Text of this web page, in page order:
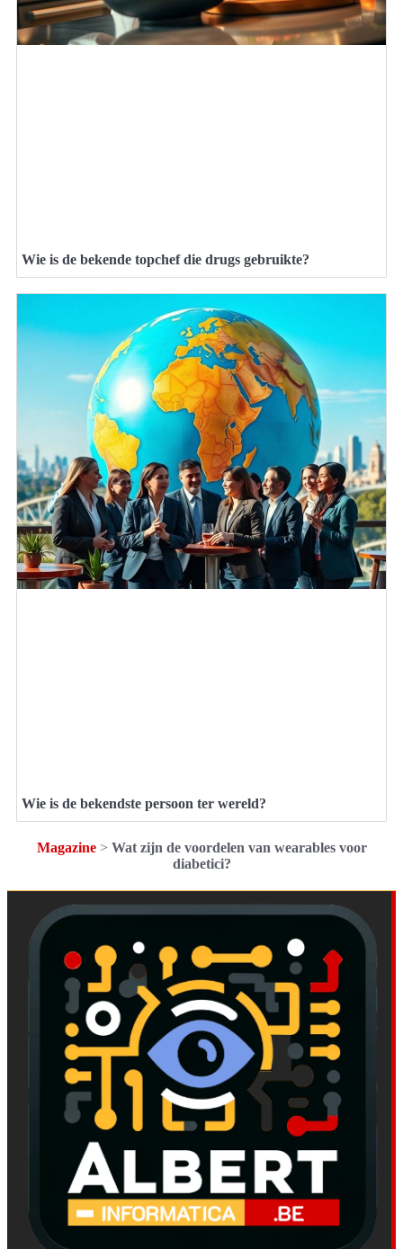
Wie is de bekende topchef die drugs gebruikte?
Wie is de bekendste persoon ter wereld?
Magazine> Wat zijn de voordelen van wearables voor
diabetici?